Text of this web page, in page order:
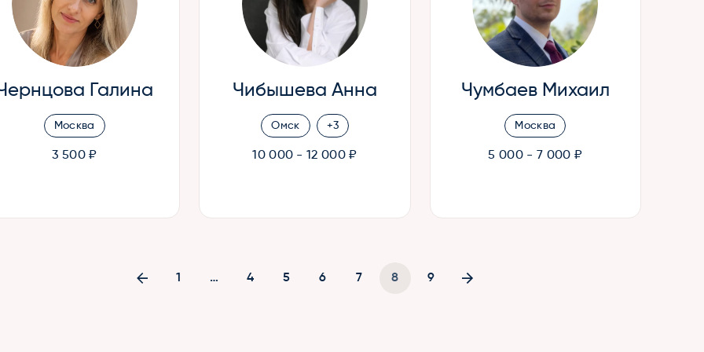
Галина
Москва
3 500 ₽
Чибышева Анна
Омск +3
10 000 - 12 000 ₽
Чумбаев Михаил
Москва
5 000 - 7 000 ₽
1 … 4 5 6 7 8 9